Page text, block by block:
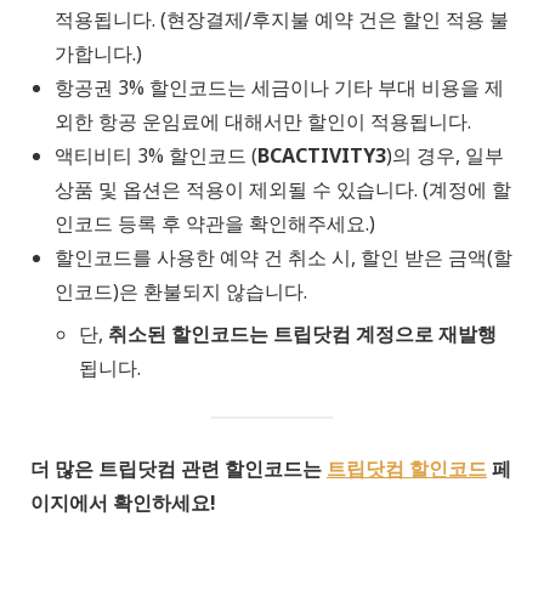
적용됩니다. (현장결제/후지불 예약 건은 할인 적용 불
가합니다.)
항공권 3% 할인코드는 세금이나 기타 부대 비용을 제
외한 항공 운임료에 대해서만 할인이 적용됩니다.
액티비티 3% 할인코드 (BCACTIVITY3)의 경우, 일부
상품 및 옵션은 적용이 제외될 수 있습니다. (계정에 할
인코드 등록 후 약관을 확인해주세요.)
할인코드를 사용한 예약 건 취소 시, 할인 받은 금액(할
인코드)은 환불되지 않습니다.
단, 취소된 할인코드는 트립닷컴 계정으로 재발행
됩니다.
더 많은 트립닷컴 관련 할인코드는 트립닷컴 할인코드페
이지에서 확인하세요!